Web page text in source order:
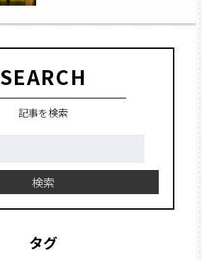
SEARCH
記事を検索
検索
タグ